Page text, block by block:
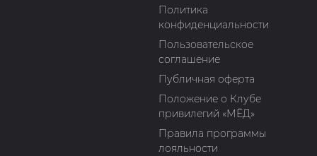
Политика
конфиденциальности
Пользовательское
соглашение
Публичная оферта
Положение о Клубе
привилегий «МЁД»
Правила программы
лояльности